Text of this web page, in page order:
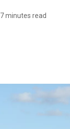
7 minutes read